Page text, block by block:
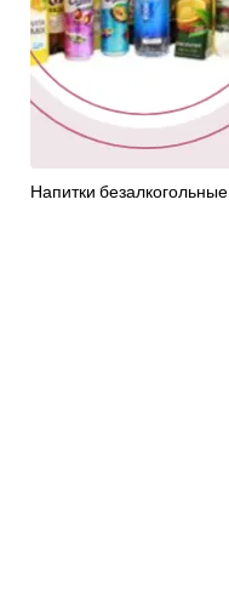
Напитки безалкогольные